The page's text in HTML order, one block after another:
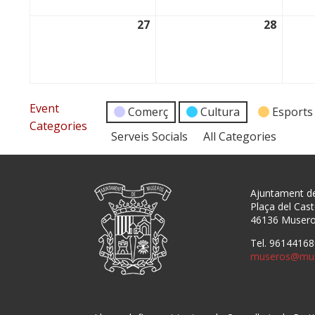
27 28
Event
Categories
Comerç Cultura
Esports
Serveis Socials
All Categories
Ajuntament
Plaça del
46136
Tel.